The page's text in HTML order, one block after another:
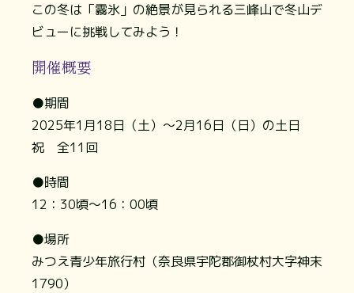
この冬は「霧氷」の絶景が見られる三峰山で冬山デ
ビューに挑戦してみよう！
開催概要
●期間
2025年1月18日（土）～2月16日（日）の土日
祝 全11回
●時間
12：30頃～16：00頃
●場所
みつえ青少年旅行村（奈良県宇陀郡御杖村大字神末
1790）